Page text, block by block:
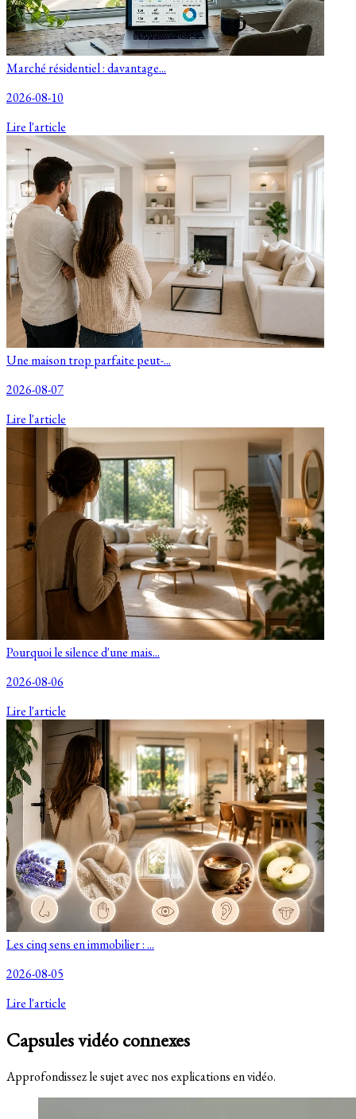
Marché résidentiel : davantage...
2026-08-10
Lire l'article
Une maison trop parfaite peut-...
2026-08-07
Lire l'article
Pourquoi le silence d'une mais...
2026-08-06
Lire l'article
Les cinq sens en immobilier : ...
2026-08-05
Lire l'article
Capsules vidéo connexes
Approfondissez le sujet avec nos explications en vidéo.